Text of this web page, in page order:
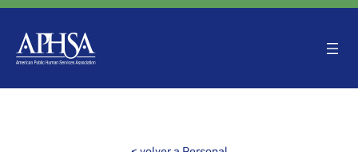
Saltar
contenido